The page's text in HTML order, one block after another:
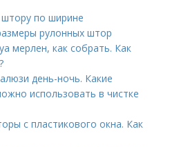
по ширине
рулонных штор
мерлен, как собрать. Как
день-ночь. Какие
использовать в чистке
с пластикового окна. Как